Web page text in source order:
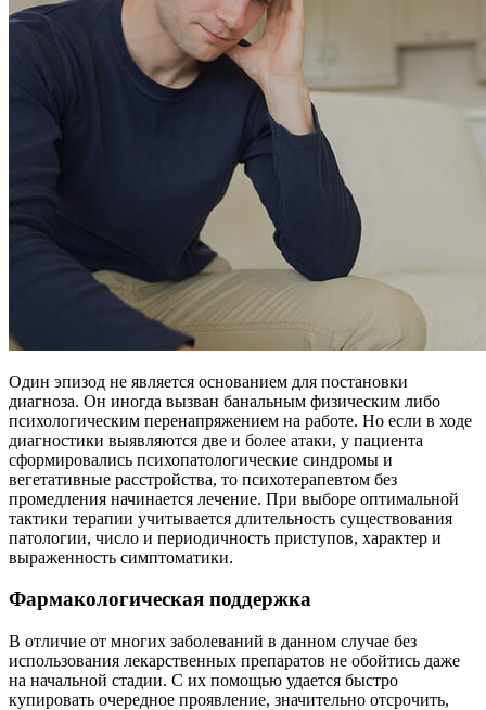
Один эпизод не является основанием для постановки
диагноза. Он иногда вызван банальным физическим либо
психологическим перенапряжением на работе. Но если в ходе
диагностики выявляются две и более атаки, у пациента
сформировались психопатологические синдромы и
вегетативные расстройства, то психотерапевтом без
промедления начинается лечение. При выборе оптимальной
тактики терапии учитывается длительность существования
патологии, число и периодичность приступов, характер и
выраженность симптоматики.
Фармакологическая поддержка
В отличие от многих заболеваний в данном случае без
использования лекарственных препаратов не обойтись даже
на начальной стадии. С их помощью удается быстро
купировать очередное проявление, значительно отсрочить,